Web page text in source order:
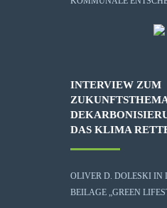
INTERVIEW ZUM
DAS KLIMA
OLIVER D. DOLESKI IN
BEILAGE „GREEN